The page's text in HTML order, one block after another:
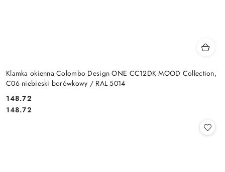
Klamka okienna Colombo Design ONE CC12DK MOOD Collection,
C06 niebieski borówkowy / RAL 5014
Cena:
148.72
Cena:
148.72